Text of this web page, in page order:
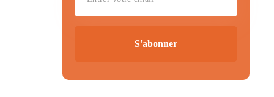
S'abonner